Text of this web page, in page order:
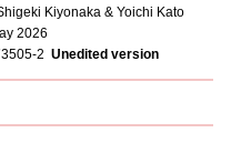
Kiyonaka & Yoichi Kato
2026
2 Unedited version